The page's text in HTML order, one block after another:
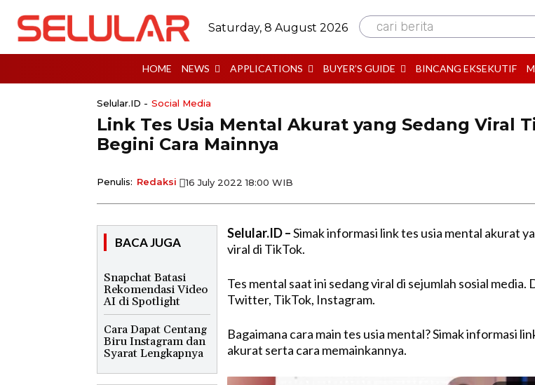
Saturday, 8 August 2026 cari berita
HOME NEWS APPLICATIONS BUYER’S GUIDE BINCANG EKSEKUTIF
Selular.ID - Social Media
Link Tes Usia Mental Akurat yang Sedang Viral
Begini Cara Mainnya
Penulis: Redaksi 16 July 2022 18:00 WIB
BACA JUGA
Snapchat Batasi
Rekomendasi Video
AI di Spotlight
Cara Dapat Centang
Biru Instagram dan
Syarat Lengkapnya
Selular.ID –Simak informasi link tes usia mental akurat
viral di TikTok.
Tes mental saat ini sedang viral di sejumlah sosial media.
Twitter, TikTok, Instagram.
Bagaimana cara main tes usia mental? Simak informasi
akurat serta cara memainkannya.